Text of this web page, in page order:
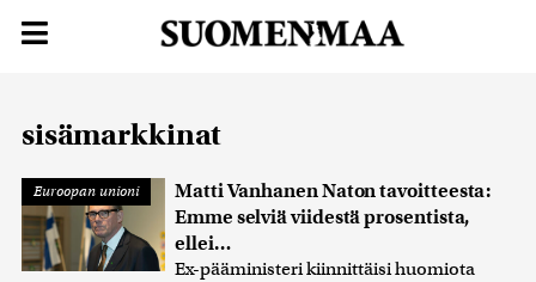
sisämarkkinat
Euroopan unioni
Matti Vanhanen Naton tavoitteesta:
Emme selviä viidestä prosentista,
ellei…
Ex-pääministeri kiinnittäisi huomiota